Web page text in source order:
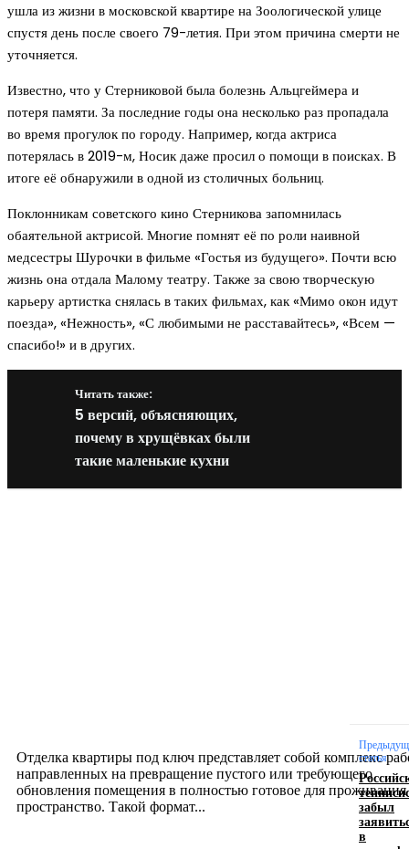
ушла из жизни в московской квартире на Зоологической улице
спустя день после своего 79-летия. При этом причина смерти не
уточняется.
Известно, что у Стерниковой была болезнь Альцгеймера и
потеря памяти. За последние годы она несколько раз пропадала
во время прогулок по городу. Например, когда актриса
потерялась в 2019-м, Носик даже просил о помощи в поисках. В
итоге её обнаружили в одной из столичных больниц.
Поклонникам советского кино Стерникова запомнилась
обаятельной актрисой. Многие помнят её по роли наивной
медсестры Шурочки в фильме «Гостья из будущего». Почти всю
жизнь она отдала Малому театру. Также за свою творческую
карьеру артистка снялась в таких фильмах, как «Мимо окон идут
поезда», «Нежность», «С любимыми не расставайтесь», «Всем —
спасибо!» и в других.
Читать также:
5 версий, объясняющих,
почему в хрущёвках были
такие маленькие кухни
Отделка квартиры под ключ представляет собой комплекс
направленных на превращение пустого или требующего
обновления помещения в полностью готовое для проживания
пространство. Такой формат...
статья
забыл
в